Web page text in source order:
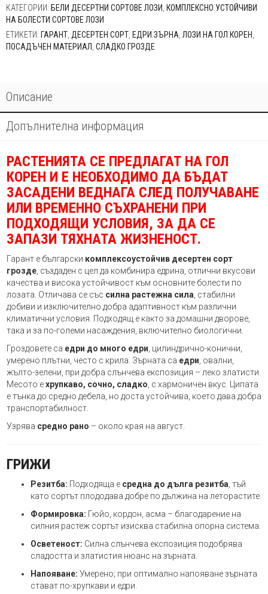
КАТЕГОРИИ: БЕЛИ ДЕСЕРТНИ СОРТОВЕ ЛОЗИ
КОМПЛЕКСНО УСТОЙЧИВИ
НА БОЛЕСТИ СОРТОВЕ ЛОЗИ
ЕТИКЕТИ: ГАРАНТ ДЕСЕРТЕН СОРТ ЕДРИ ЗЪРНА ЛОЗИ НА ГОЛ КОРЕН
ПОСАДЪЧЕН МАТЕРИАЛ СЛАДКО ГРОЗДЕ
Описание
Допълнителна информация
РАСТЕНИЯТА СЕ ПРЕДЛАГАТ НА ГОЛ
КОРЕН И Е НЕОБХОДИМО ДА БЪДАТ
ЗАСАДЕНИ ВЕДНАГА СЛЕД ПОЛУЧАВАНЕ
ИЛИ ВРЕМЕННО СЪХРАНЕНИ ПРИ
ПОДХОДЯЩИ УСЛОВИЯ, ЗА ДА СЕ
ЗАПАЗИ ТЯХНАТА ЖИЗНЕНОСТ.
Гарант е български комплексоустойчив десертен сорт
грозде , създаден с цел да комбинира едрина, отлични вкусови
качества и висока устойчивост към основните болести по
лозата. Отличава се със силна растежна сила , стабилни
добиви и изключително добра адаптивност към различни
климатични условия. Подходящ е както за домашни дворове,
така и за по-големи насаждения, включително биологични.
Гроздовете са едри до много едри , цилиндрично-конични,
умерено плътни, често с крила. Зърната са едри , овални,
жълто-зелени, при добра слънчева експозиция – леко златисти.
Месото ехрупкаво, сочно, сладко , с хармоничен вкус. Ципата
е тънка до средно дебела, но доста устойчива, което дава добра
транспортабилност.
Узрява средно рано – около края на август.
ГРИЖИ
Резитба: Подходяща е средна до дълга резитба , тъй
като сортът плододава добре по дължина на леторастите.
Формировка: Гюйо, кордон, асма – благодарение на
силния растеж сортът изисква стабилна опорна система.
Осветеност: Силна слънчева експозиция подобрява
сладостта и златистия нюанс на зърната.
Напояване: Умерено; при оптимално напояване зърната
стават по-хрупкави и едри.